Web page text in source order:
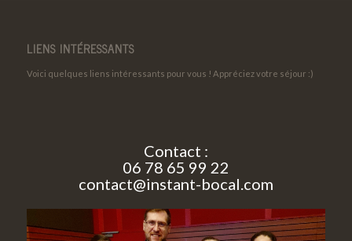
LIENS INTÉRESSANTS
Voici quelques liens intéressants pour vous ! Appréciez votre séjour :)
Contact :
06 78 65 99 22
contact@instant-bocal.com